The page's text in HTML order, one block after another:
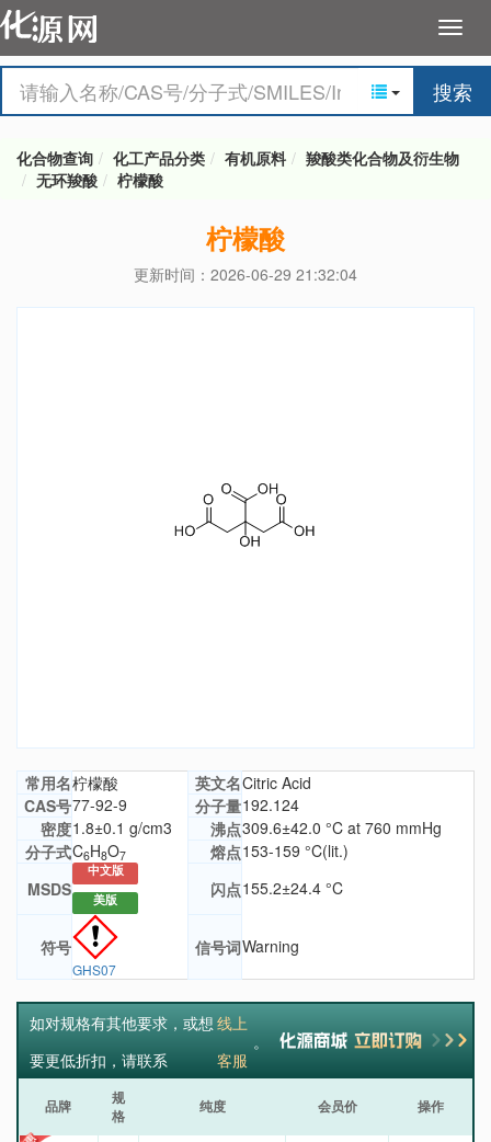
搜索
化合物查询 化工产品分类 有机原料
羧酸类化合物及衍生物
无环羧酸
柠檬酸
柠檬酸
更新时间：2026-06-29 21:32:04
常用名柠檬酸 英文名Citric Acid
CAS号77-92-9 分子量192.124
密度1.8±0.1 g/cm3 沸点309.6±42.0 °C at 760 mmHg
分子式C6H8O7 熔点153-159 °C(lit.)
MSDS
中文版
美版
闪点155.2±24.4 °C
符号
GHS07
信号词Warning
如对规格有其他要求，或想
要更低折扣，请联系
线上
客服
。
品牌
规
格
纯度 会员价 操作